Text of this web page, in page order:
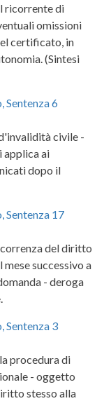
ricorrente di
omissioni
certificato, in
(Sintesi
Sentenza 6
civile -
applica ai
dopo il
Sentenza 17
del diritto
successivo a
- deroga
Sentenza 3
procedura di
- oggetto
stesso alla